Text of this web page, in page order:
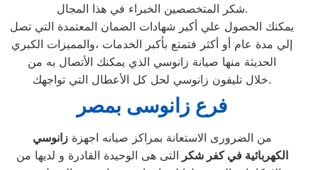
شكر المتخصصين الخبراء في هذا المجال.
يمكنك الحصول علي أكبر شهادات الضمان المعتمدة التي تصل
إلي مدة عام أو أكثر فتمتع بأكبر الخدمات ،والمميزات الكبري
الحديثة منها صيانة زانوسي الذي يمكنك الأتصال به من
خلال تليفون زانوسي لحل كل الأعطال التي تواجهك.
فرع زانوسى بمصر
من الضرورى الاستعانة بمراكز صيانه اجهزةزانوسي
الكهربائية في كفر شكر التى هى الوحيدة القادرة و لديها من